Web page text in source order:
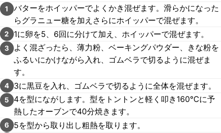
1
バターをホイッパーでよくかき混ぜます。滑らかになった
らグラニュー糖を加えさらにホイッパーで混ぜます。
2 1に卵を5、6回に分けて加え、ホイッパーで混ぜます。
3
よく混ざったら、薄力粉、ベーキングパウダー、きな粉を
ふるいにかけながら入れ、ゴムベラで切るように混ぜま
す。
4 3に黒豆を入れ、ゴムベラで切るように全体を混ぜます。
5
4を型にながします。型をトントンと軽く叩き160℃に予
熱したオーブンで40分焼きます。
6 5を型から取り出し粗熱を取ります。